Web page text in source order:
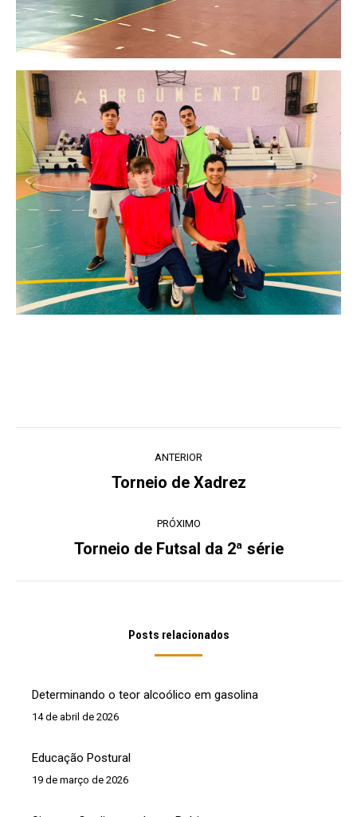
ANTERIOR
Post
Torneio de Xadrez
PRÓXIMO
Próximo
Torneio de Futsal da 2ª série
Posts relacionados
Determinando o teor alcoólico em gasolina
14 de abril de 2026
Educação Postural
19 de março de 2026